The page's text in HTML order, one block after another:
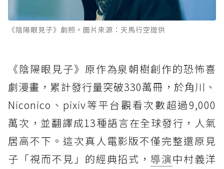
《陰陽眼見子》劇照。圖片來源：天馬行空提供
《陰陽眼見子》原作為泉朝樹創作的恐怖喜
劇漫畫，累計發行量突破330萬冊，於角川、
Niconico、pixiv等平台觀看次數超過9,000
萬次，並翻譯成13種語言在全球發行，人氣
居高不下。這次真人電影版不僅完整還原見
子「視而不見」的經典招式， 導演中村義洋